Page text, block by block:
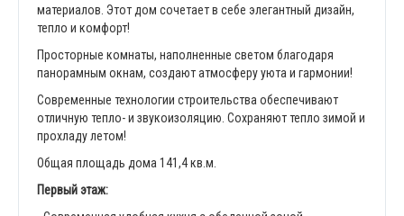
материалов. Этот дом сочетает в себе элегантный дизайн,
тепло и комфорт!
Просторные комнаты, наполненные светом благодаря
панорамным окнам, создают атмосферу уюта и гармонии!
Современные технологии строительства обеспечивают
отличную тепло- и звукоизоляцию. Сохраняют тепло зимой и
прохладу летом!
Общая площадь дома 141,4 кв.м.
Первый этаж: